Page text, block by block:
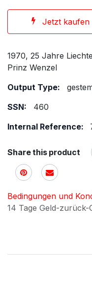
Jetzt kaufen
1970, 25 Jahre
Prinz Wenzel
Output Type:
SSN:
460
Internal Reference:
Share this product
Bedingungen und
14 Tage Geld-zurück-